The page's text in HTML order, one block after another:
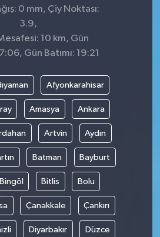
0 mm, Çiy Noktası:
3.9,
10 km, Gün
Gün Batımı: 19:21
Afyonkarahisar
Amasya Ankara
Artvin Aydın
Batman Bayburt
Bingöl Bitlis Bolu
Çanakkale Çankırı
Diyarbakır Düzce